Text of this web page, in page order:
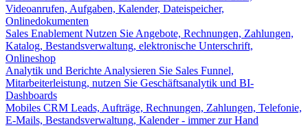
Videoanrufen, Aufgaben, Kalender, Dateispeicher,
Onlinedokumenten
Sales Enablement Nutzen Sie Angebote, Rechnungen, Zahlungen,
Katalog, Bestandsverwaltung, elektronische Unterschrift,
Onlineshop
Analytik und Berichte Analysieren Sie Sales Funnel,
Mitarbeiterleistung, nutzen Sie Geschäftsanalytik und BI-
Dashboards
Mobiles CRM Leads, Aufträge, Rechnungen, Zahlungen, Telefonie,
E-Mails, Bestandsverwaltung, Kalender - immer zur Hand